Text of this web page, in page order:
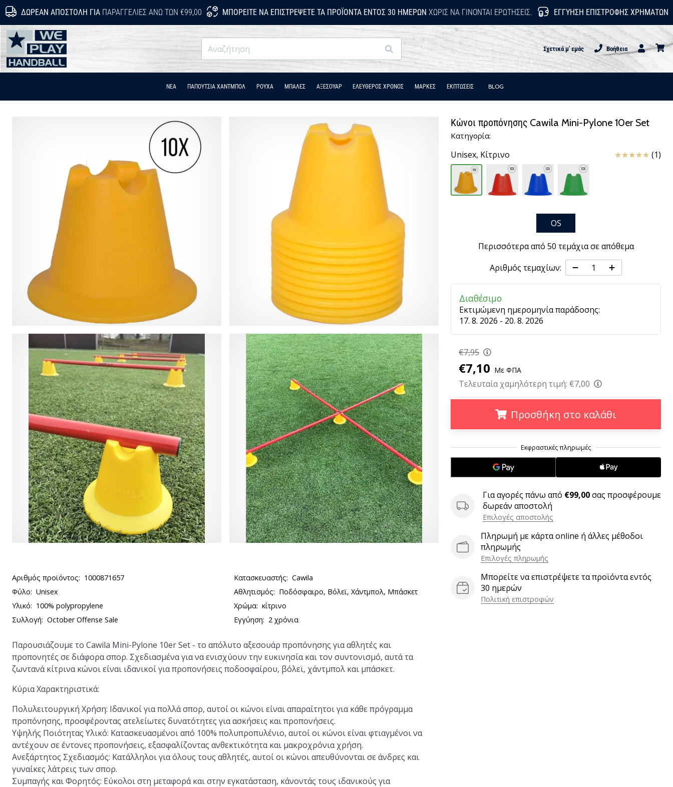
ΔΩΡΕΆΝ ΑΠΟΣΤΟΛΉ ΓΙΑΠΑΡΑΓΓΕΛΊΕΣ ΆΝΩ ΤΩΝ €99,00 ΜΠΟΡΕΊΤΕ ΝΑ ΕΠΙΣΤΡΈΨΕΤΕ ΤΑ ΠΡΟΪΌΝΤΑ ΕΝΤΌΣ 30 ΗΜΕΡΏΝ ΧΩΡΊΣ ΝΑ ΓΊΝΟΝΤΑΙ ΕΡΩΤΉΣΕΙΣ. ΕΓΓΎΗΣΗ ΕΠΙΣΤΡΟΦΉΣ ΧΡΗΜΆΤΩΝ
WePlayHandball.gr
Αναζήτηση Σχετικά μ' εμάς
Βοήθεια
Χρήστης
ΝΕΑ ΠΑΠΟΎΤΣΙΑ ΧΆΝΤΜΠΟΛ ΡΟΎΧΑ ΜΠΑΛΕΣ ΑΞΕΣΟΥΑΡ ΕΛΕΥΘΕΡΟΣ ΧΡΟΝΟΣ ΜΑΡΚΕΣ ΕΚΠΤΩΣΕΙΣ BLOG
Κώνοι προπόνησης Cawila Mini-Pylone 10er Set
Κατηγορία:
Unisex, Κίτρινο Κριτικές (1)
OS
Περισσότερα από 50 τεμάχια σε απόθεμα
Αριθμός τεμαχίων:
Διαθέσιμο
Εκτιμώμενη ημερομηνία παράδοσης:
17. 8. 2026 - 20. 8. 2026
€7,95
€7,10 Με ΦΠΑ
Τελευταία χαμηλότερη τιμή: €7,00
Προσθήκη στο καλάθι
Για αγορές πάνω από €99,00σας προσφέρουμε
δωρεάν αποστολή
Επιλογές αποστολής
Πληρωμή με κάρτα online ή άλλες μέθοδοι
πληρωμής
Επιλογές πληρωμής
Μπορείτε να επιστρέψετε τα προϊόντα εντός
30 ημερών
Πολιτική επιστροφών
Αριθμός προϊόντος: 1000871657 Κατασκευαστής: Cawila
Φύλο: Unisex Αθλητισμός: Ποδόσφαιρο, Βόλεϊ, Χάντμπολ, Μπάσκετ
Υλικό: 100% polypropylene Χρώμα: κίτρινο
Συλλογή: October Offense Sale Εγγύηση: 2 χρόνια
Παρουσιάζουμε το Cawila Mini-Pylone 10er Set - το απόλυτο αξεσουάρ προπόνησης για αθλητές και
προπονητές σε διάφορα σπορ. Σχεδιασμένα για να ενισχύουν την ευκινησία και τον συντονισμό, αυτά τα
ζωντανά κίτρινα κώνοι είναι ιδανικοί για προπονήσεις ποδοσφαίρου, βόλεϊ, χάντμπολ και μπάσκετ.
Κύρια Χαρακτηριστικά:
Πολυλειτουργική Χρήση: Ιδανικοί για πολλά σπορ, αυτοί οι κώνοι είναι απαραίτητοι για κάθε πρόγραμμα
προπόνησης, προσφέροντας ατελείωτες δυνατότητες για ασκήσεις και προπονήσεις.
Υψηλής Ποιότητας Υλικό: Κατασκευασμένοι από 100% πολυπροπυλένιο, αυτοί οι κώνοι είναι φτιαγμένοι να
αντέχουν σε έντονες προπονήσεις, εξασφαλίζοντας ανθεκτικότητα και μακροχρόνια χρήση.
Ανεξάρτητος Σχεδιασμός: Κατάλληλοι για όλους τους αθλητές, αυτοί οι κώνοι απευθύνονται σε άνδρες και
γυναίκες λάτρεις των σπορ.
Συμπαγής και Φορητός: Εύκολοι στη μεταφορά και στην εγκατάσταση, κάνοντάς τους ιδανικούς για